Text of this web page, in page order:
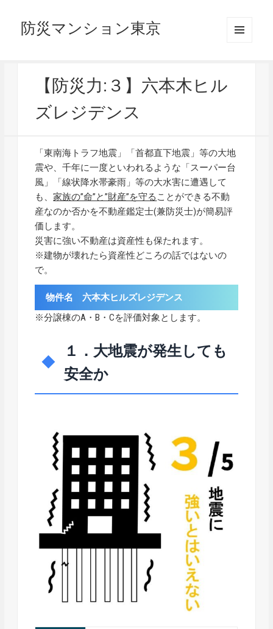
防災マンション東京
【防災力:３】六本木ヒル
ズレジデンス
「東南海トラフ地震」「首都直下地震」等の大地
震や、千年に一度といわれるような「スーパー台
風」「線状降水帯豪雨」等の大水害に遭遇して
も、家族の”命”と”財産”を守る ことができる不動
産なのか否かを不動産鑑定士(兼防災士)が簡易評
価します。
災害に強い不動産は資産性も保たれます。
※建物が壊れたら資産性どころの話ではないの
で。
物件名 六本木ヒルズレジデンス
※分譲棟のA・B・Cを評価対象とします。
１．大地震が発生しても
安全か